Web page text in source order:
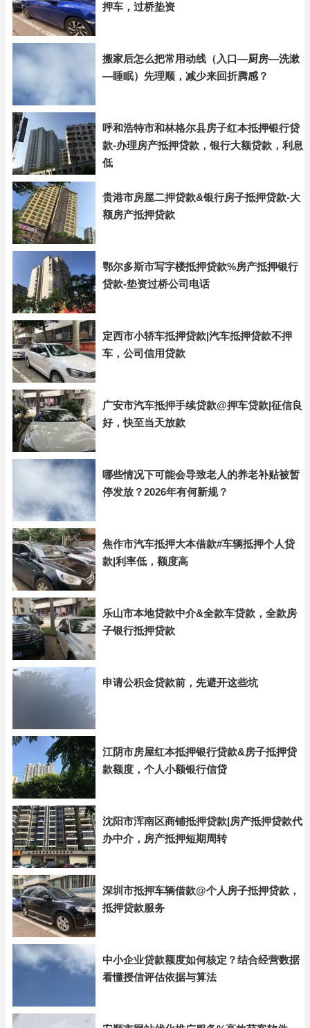
押车，过桥垫资
搬家后怎么把常用动线（入口—厨房—洗漱
—睡眠）先理顺，减少来回折腾感？
呼和浩特市和林格尔县房子红本抵押银行贷
款-办理房产抵押贷款，银行大额贷款，利息
低
贵港市房屋二押贷款&银行房子抵押贷款-大
额房产抵押贷款
鄂尔多斯市写字楼抵押贷款%房产抵押银行
贷款-垫资过桥公司电话
定西市小轿车抵押贷款|汽车抵押贷款不押
车，公司信用贷款
广安市汽车抵押手续贷款@押车贷款|征信良
好，快至当天放款
哪些情况下可能会导致老人的养老补贴被暂
停发放？2026年有何新规？
焦作市汽车抵押大本借款#车辆抵押个人贷
款|利率低，额度高
乐山市本地贷款中介&全款车贷款，全款房
子银行抵押贷款
申请公积金贷款前，先避开这些坑
江阴市房屋红本抵押银行贷款&房子抵押贷
款额度，个人小额银行信贷
沈阳市浑南区商铺抵押贷款|房产抵押贷款代
办中介，房产抵押短期周转
深圳市抵押车辆借款@个人房子抵押贷款，
抵押贷款服务
中小企业贷款额度如何核定？结合经营数据
看懂授信评估依据与算法